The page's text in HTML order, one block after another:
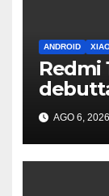
ANDROID
Redmi
7 AGO 6, 2026